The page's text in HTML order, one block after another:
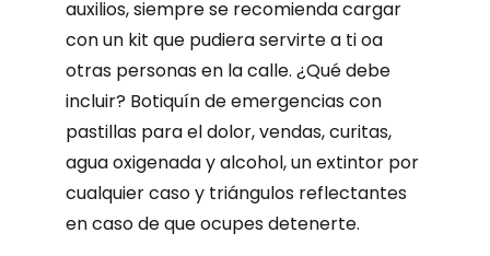
auxilios, siempre se recomienda cargar
con un kit que pudiera servirte a ti oa
otras personas en la calle. ¿Qué debe
incluir? Botiquín de emergencias con
pastillas para el dolor, vendas, curitas,
agua oxigenada y alcohol, un extintor por
cualquier caso y triángulos reflectantes
en caso de que ocupes detenerte.